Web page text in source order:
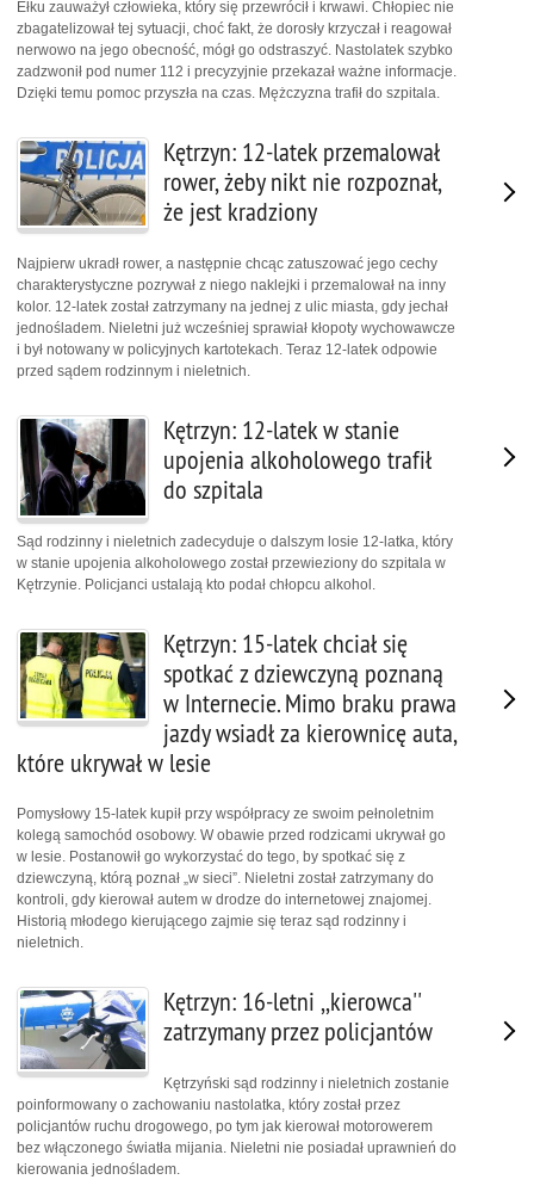
Ełku zauważył człowieka, który się przewrócił i krwawi. Chłopiec nie
zbagatelizował tej sytuacji, choć fakt, że dorosły krzyczał i reagował
nerwowo na jego obecność, mógł go odstraszyć. Nastolatek szybko
zadzwonił pod numer 112 i precyzyjnie przekazał ważne informacje.
Dzięki temu pomoc przyszła na czas. Mężczyzna trafił do szpitala.
Kętrzyn: 12-latek przemalował
rower, żeby nikt nie rozpoznał,
że jest kradziony
Najpierw ukradł rower, a następnie chcąc zatuszować jego cechy
charakterystyczne pozrywał z niego naklejki i przemalował na inny
kolor. 12-latek został zatrzymany na jednej z ulic miasta, gdy jechał
jednośladem. Nieletni już wcześniej sprawiał kłopoty wychowawcze
i był notowany w policyjnych kartotekach. Teraz 12-latek odpowie
przed sądem rodzinnym i nieletnich.
Kętrzyn: 12-latek w stanie
upojenia alkoholowego trafił
do szpitala
Sąd rodzinny i nieletnich zadecyduje o dalszym losie 12-latka, który
w stanie upojenia alkoholowego został przewieziony do szpitala w
Kętrzynie. Policjanci ustalają kto podał chłopcu alkohol.
Kętrzyn: 15-latek chciał się
spotkać z dziewczyną poznaną
w Internecie. Mimo braku prawa
jazdy wsiadł za kierownicę auta,
które ukrywał w lesie
Pomysłowy 15-latek kupił przy współpracy ze swoim pełnoletnim
kolegą samochód osobowy. W obawie przed rodzicami ukrywał go
w lesie. Postanowił go wykorzystać do tego, by spotkać się z
dziewczyną, którą poznał „w sieci”. Nieletni został zatrzymany do
kontroli, gdy kierował autem w drodze do internetowej znajomej.
Historią młodego kierującego zajmie się teraz sąd rodzinny i
nieletnich.
Kętrzyn: 16-letni ,,kierowca''
zatrzymany przez policjantów
Kętrzyński sąd rodzinny i nieletnich zostanie
poinformowany o zachowaniu nastolatka, który został przez
policjantów ruchu drogowego, po tym jak kierował motorowerem
bez włączonego światła mijania. Nieletni nie posiadał uprawnień do
kierowania jednośladem.